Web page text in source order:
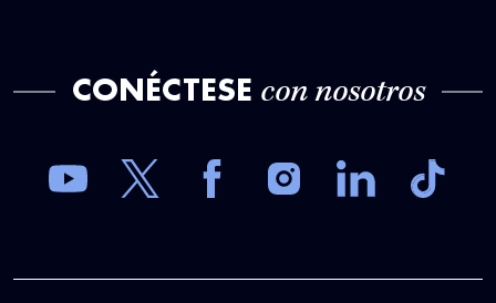
CONÉCTESE con nosotros